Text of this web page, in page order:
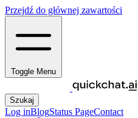
Przejdź do głównej zawartości
Toggle Menu
Szukaj
Log inBlogStatus PageContact